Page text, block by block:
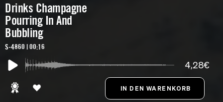
Drinks Champagne
Pourring In And
Bubbling
S-4860 | 00:16
4,28€